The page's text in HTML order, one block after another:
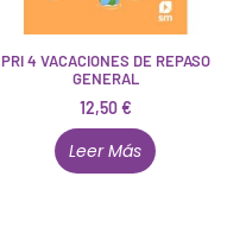
PRI 4 VACACIONES DE REPASO
GENERAL
12,50€
Leer Más